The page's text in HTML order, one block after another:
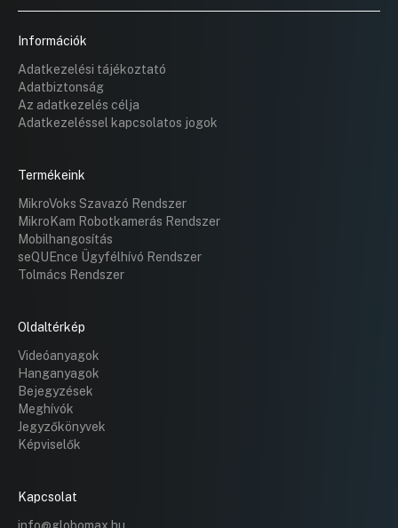
Információk
Adatkezelési tájékoztató
Adatbiztonság
Az adatkezelés célja
Adatkezeléssel kapcsolatos jogok
Termékeink
MikroVoks Szavazó Rendszer
MikroKam Robotkamerás Rendszer
Mobilhangosítás
seQUEnce Ügyfélhívó Rendszer
Tolmács Rendszer
Oldaltérkép
Videóanyagok
Hanganyagok
Bejegyzések
Meghívók
Jegyzőkönyvek
Képviselők
Kapcsolat